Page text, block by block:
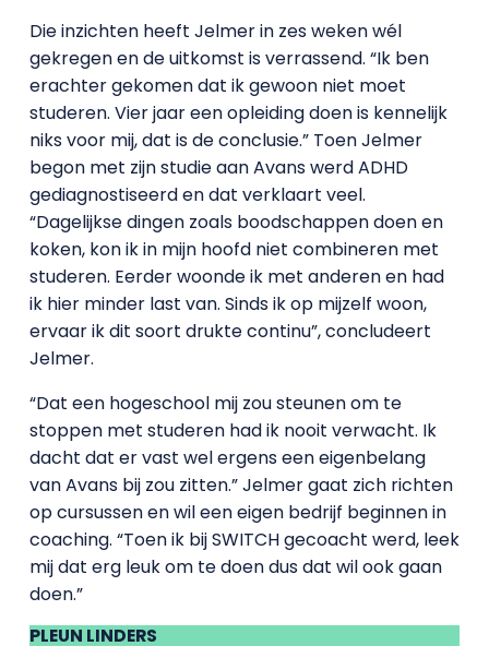
Die inzichten heeft Jelmer in zes weken wél
gekregen en de uitkomst is verrassend. “Ik ben
erachter gekomen dat ik gewoon niet moet
studeren. Vier jaar een opleiding doen is kennelijk
niks voor mij, dat is de conclusie.” Toen Jelmer
begon met zijn studie aan Avans werd ADHD
gediagnostiseerd en dat verklaart veel.
“Dagelijkse dingen zoals boodschappen doen en
koken, kon ik in mijn hoofd niet combineren met
studeren. Eerder woonde ik met anderen en had
ik hier minder last van. Sinds ik op mijzelf woon,
ervaar ik dit soort drukte continu”, concludeert
Jelmer.
“Dat een hogeschool mij zou steunen om te
stoppen met studeren had ik nooit verwacht. Ik
dacht dat er vast wel ergens een eigenbelang
van Avans bij zou zitten.” Jelmer gaat zich richten
op cursussen en wil een eigen bedrijf beginnen in
coaching. “Toen ik bij SWITCH gecoacht werd, leek
mij dat erg leuk om te doen dus dat wil ook gaan
doen.”
PLEUN LINDERS